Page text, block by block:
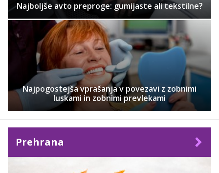
Najboljše avto preproge: gumijaste ali tekstilne?
Najpogostejša vprašanja v povezavi z zobnimi
luskami in zobnimi prevlekami
Prehrana